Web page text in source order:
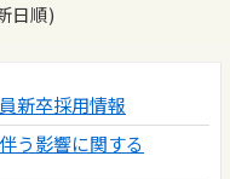
日順)
新卒採用情報
う影響に関する